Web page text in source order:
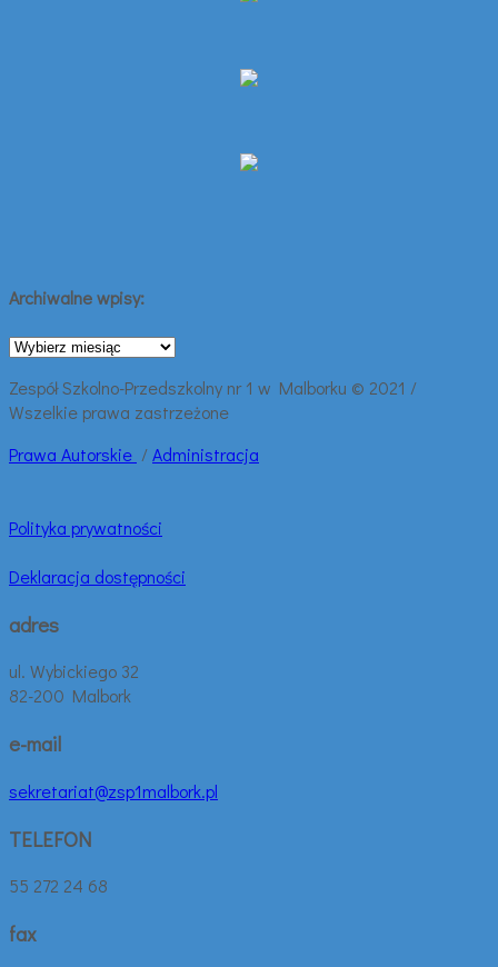
Archiwalne wpisy:
Archiwalne
Zespół Szkolno-Przedszkolny nr 1 w Malborku © 2021 /
Wszelkie prawa zastrzeżone
Prawa Autorskie /Administracja
Polityka prywatności
Deklaracja dostępności
adres
ul. Wybickiego 32
82-200 Malbork
e-mail
sekretariat@zsp1malbork.pl
TELEFON
55 272 24 68
fax